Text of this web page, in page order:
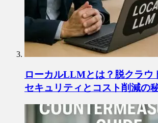
ローカルLLMとは？脱クラウ
セキュリティとコスト削減の